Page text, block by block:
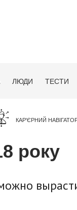
ЛЮДИ ТЕСТИ
КАР'ЄРНИЙ
року